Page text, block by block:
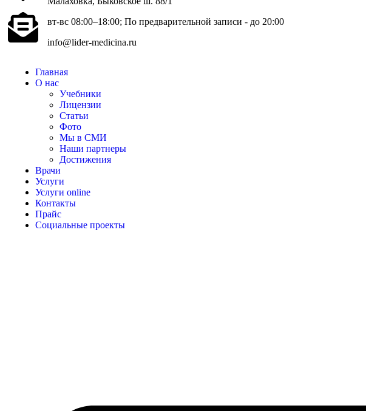
вт-вс 08:00–18:00; По предварительной записи - до 20:00
info@lider-medicina.ru
Главная
О нас
Учебники
Лицензии
Статьи
Фото
Мы в СМИ
Наши партнеры
Достижения
Врачи
Услуги
Услуги online
Контакты
Прайс
Социальные проекты